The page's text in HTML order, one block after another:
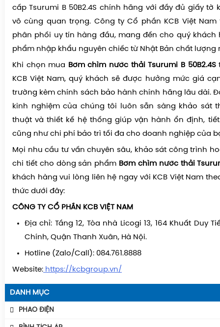
cấp Tsurumi B 50B2.4S chính hãng với đầy đủ giấy tờ
vô cùng quan trọng. Công ty Cổ phần KCB Việt
phân phối uy tín hàng đầu, mang đến cho quý khách
phẩm nhập khẩu nguyên chiếc từ Nhật Bản chất lượng
Khi chọn mua Bơm chìm nước thải Tsurumi B 50B2.4S
KCB Việt Nam, quý khách sẽ được hưởng mức giá
trường kèm chính sách bảo hành chính hãng lâu dài.
kinh nghiệm của chúng tôi luôn sẵn sàng khảo sát
thuật và thiết kế hệ thống giúp vận hành ổn định,
cũng như chi phí bảo trì tối đa cho doanh nghiệp của
Mọi nhu cầu tư vấn chuyên sâu, khảo sát công trình
chi tiết cho dòng sản phẩm Bơm chìm nước thải
khách hàng vui lòng liên hệ ngay với KCB Việt Nam
thức dưới đây:
CÔNG TY CỔ PHẦN KCB VIỆT NAM
Địa chỉ: Tầng 12, Tòa nhà Licogi 13, 164 Khuất Duy
Chính, Quận Thanh Xuân, Hà Nội.
Hotline (Zalo/Call): 084.761.8888
Website: https://kcbgroup.vn/
DANH MỤC
PHAO ĐIỆN